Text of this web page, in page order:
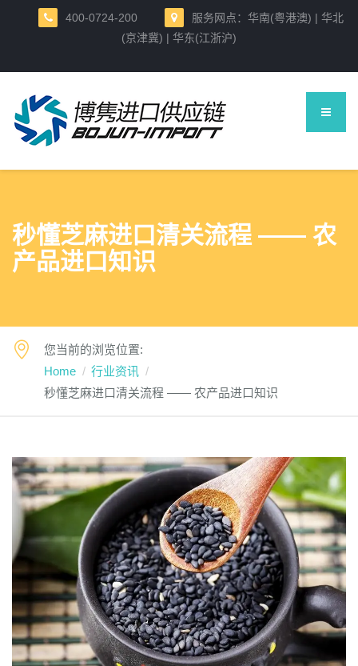
400-0724-200
服务网点：华南(粤港澳) | 华北
(京津冀) | 华东(江浙沪)
秒懂芝麻进口清关流程 —— 农
产品进口知识
您当前的浏览位置:
Home
行业资讯
秒懂芝麻进口清关流程 —— 农产品进口知识